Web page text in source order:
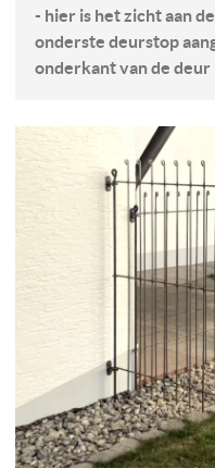
- hier is het zicht aan
onderste deurstop
onderkant van de